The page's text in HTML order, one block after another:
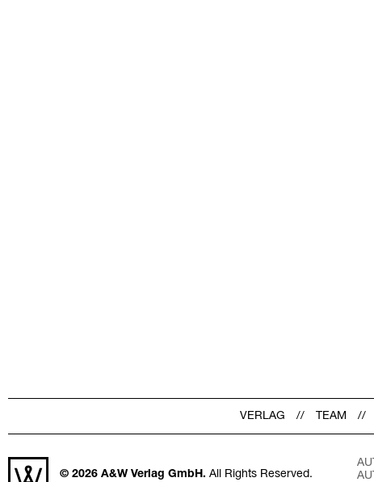
VERLAG TEAM
© 2026 A&W Verlag GmbH. All Rights Reserved.